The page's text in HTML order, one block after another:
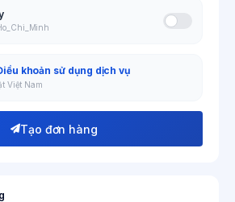
khoản sử dụng dịch vụ
Việt Nam
Tạo đơn hàng